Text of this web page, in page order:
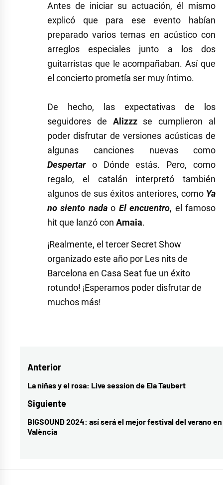
Antes de iniciar su actuación, él mismo
explicó que para ese evento habían
preparado varios temas en acústico con
arreglos especiales junto a los dos
guitarristas que le acompañaban. Así que
el concierto prometía ser muy íntimo.
De hecho, las expectativas de los
seguidores de Alizzzse cumplieron al
poder disfrutar de versiones acústicas de
algunas canciones nuevas como
Despertaro Dónde estás. Pero, como
regalo, el catalán interpretó también
algunos de sus éxitos anteriores, como Ya
no siento nadao El encuentro, el famoso
hit que lanzó con Amaia.
¡Realmente, el tercerSecret Show
organizado este año por Les nits de
Barcelona en Casa Seat fue un éxito
rotundo! ¡Esperamos poder disfrutar de
muchos más!
Casa
Cristian
Navegación
de
entradas
Anterior
Entrada
anterior:
La niñas y el rosa: Live session de Ela Taubert
Siguiente
Entrada
siguiente:
BIGSOUND 2024: así será el mejor festival del verano en
València